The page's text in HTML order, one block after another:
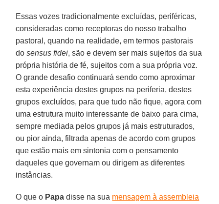
Essas vozes tradicionalmente excluídas, periféricas,
consideradas como receptoras do nosso trabalho
pastoral, quando na realidade, em termos pastorais
dosensus fidei, são e devem ser mais sujeitos da sua
própria história de fé, sujeitos com a sua própria voz.
O grande desafio continuará sendo como aproximar
esta experiência destes grupos na periferia, destes
grupos excluídos, para que tudo não fique, agora com
uma estrutura muito interessante de baixo para cima,
sempre mediada pelos grupos já mais estruturados,
ou pior ainda, filtrada apenas de acordo com grupos
que estão mais em sintonia com o pensamento
daqueles que governam ou dirigem as diferentes
instâncias.
O que o Papa disse na sua mensagem à assembleia